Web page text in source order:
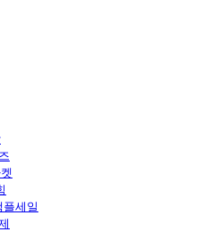
플세일